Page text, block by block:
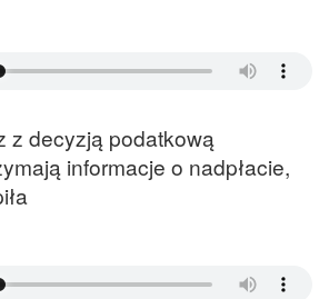
z decyzją podatkową
informacje o nadpłacie,